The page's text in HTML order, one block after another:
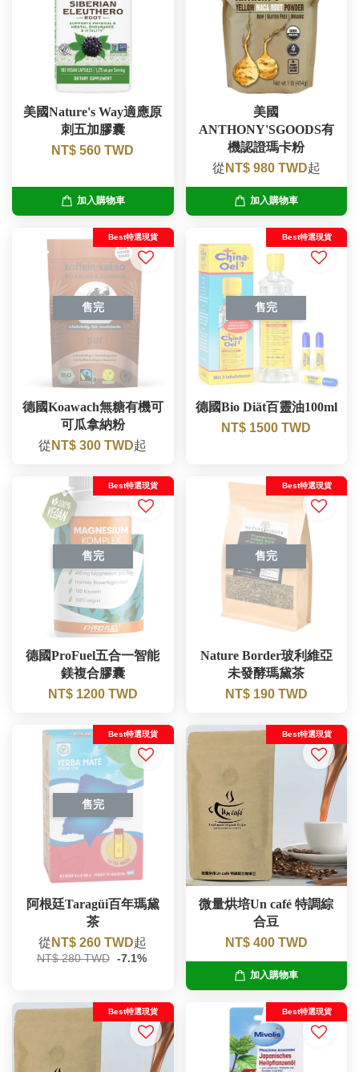
美國Nature's Way適應原
刺五加膠囊
NT$ 560 TWD
加入購物車
美國
ANTHONY'SGOODS有
機認證瑪卡粉
從 NT$ 980 TWD起
加入購物車
售完
Best特選現貨
德國Koawach無糖有機可
可瓜拿納粉
從 NT$ 300 TWD起
售完
Best特選現貨
德國Bio Diät百靈油100ml
NT$ 1500 TWD
售完
Best特選現貨
德國ProFuel五合一智能
鎂複合膠囊
NT$ 1200 TWD
售完
Best特選現貨
Nature Border玻利維亞
未發酵瑪黛茶
NT$ 190 TWD
售完
Best特選現貨
阿根廷Taragüi百年瑪黛
茶
從 NT$ 260 TWD起
NT$ 280 TWD -7.1%
Best特選現貨
微量烘培Un café 特調綜
合豆
NT$ 400 TWD
加入購物車
Best特選現貨 Best特選現貨